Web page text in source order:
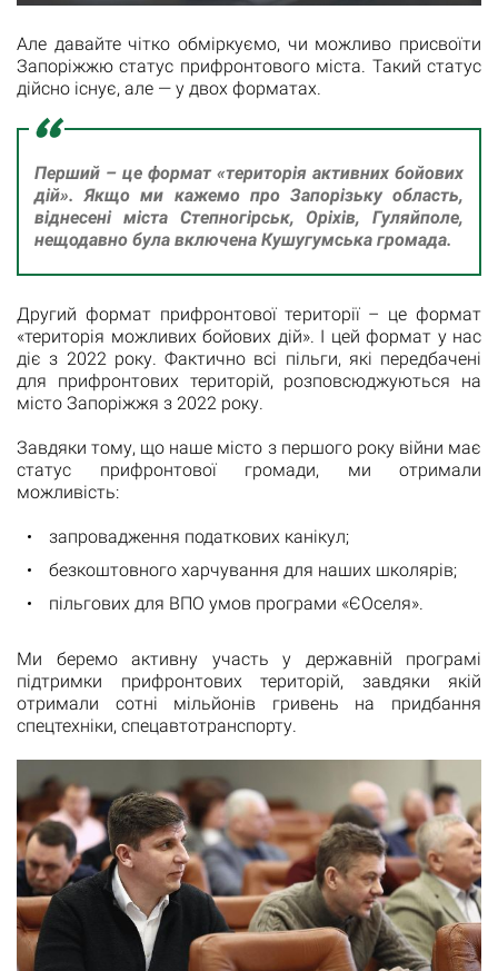
Але давайте чітко обміркуємо, чи можливо присвоїти
Запоріжжю статус прифронтового міста. Такий статус
дійсно існує, але — у двох форматах.
Перший – це формат «територія активних бойових
дій». Якщо ми кажемо про Запорізьку область,
віднесені міста Степногірськ, Оріхів, Гуляйполе,
нещодавно була включена Кушугумська громада.
Другий формат прифронтової території – це формат
«територія можливих бойових дій». І цей формат у нас
діє з 2022 року. Фактично всі пільги, які передбачені
для прифронтових територій, розповсюджуються на
місто Запоріжжя з 2022 року.
Завдяки тому, що наше місто з першого року війни має
статус прифронтової громади, ми отримали
можливість:
запровадження податкових канікул;
безкоштовного харчування для наших школярів;
пільгових для ВПО умов програми «ЄОселя».
Ми беремо активну участь у державній програмі
підтримки прифронтових територій, завдяки якій
отримали сотні мільйонів гривень на придбання
спецтехніки, спецавтотранспорту.